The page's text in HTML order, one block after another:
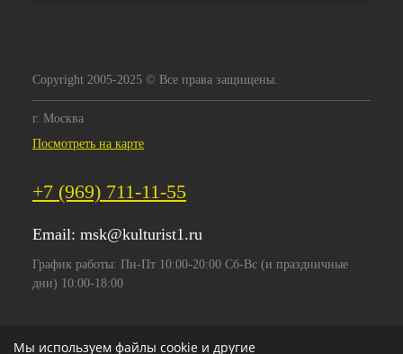
Copyright 2005-2025 © Все права защищены.
г. Москва
Посмотреть на карте
+7 (969) 711-11-55
Email: msk@kulturist1.ru
График работы: Пн-Пт 10:00-20:00 Сб-Вс (и праздничные
дни) 10:00-18:00
Мы используем файлы cookie и другие